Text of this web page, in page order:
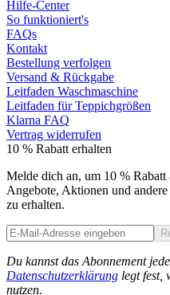
Hilfe-Center
So funktioniert's
FAQs
Kontakt
Bestellung verfolgen
Versand & Rückgabe
Leitfaden Waschmaschine
Leitfaden für Teppichgrößen
Klarna FAQ
Vertrag widerrufen
10 % Rabatt erhalten
Melde dich an, um 10 %
Angebote, Aktionen und
zu erhalten.
Du kannst das Abonnement
Datenschutzerklärung legt fest,
nutzen.